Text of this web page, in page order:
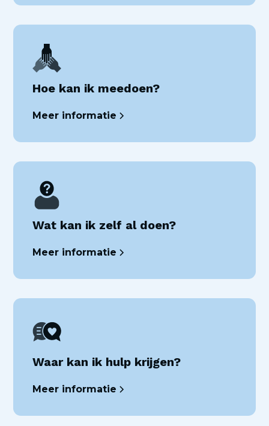
Hoe kan ik meedoen?
Meer informatie
Wat kan ik zelf al doen?
Meer informatie
Waar kan ik hulp krijgen?
Meer informatie